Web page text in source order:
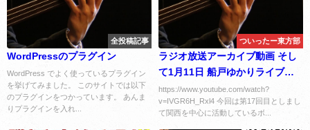
全投稿記事
WordPressのプラグイン
WordPress でよく使っているプラグイン
を挙げてみました。 このサイトでは以下
のプラグインをつかっています。 あんま
りプラグインを入れ...
ついったー東方部
ラジオ放送アーカイブ動画 そし
て1月11日 船戸ゆかりライブの
お知らせ
https://www.youtube.com/watch?
v=IVGR6H_Rxl4 今回は第17回目としまし
て関西を中心に活動しているボ...